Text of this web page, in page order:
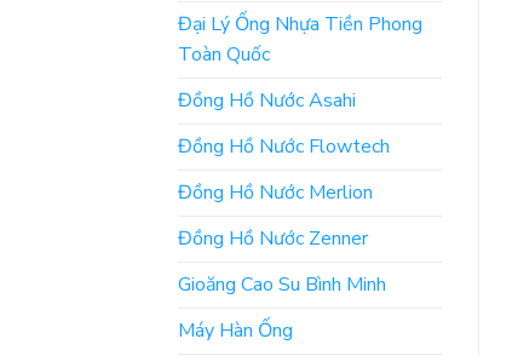
Đại Lý Ống Nhựa Tiền Phong
Toàn Quốc
Đồng Hồ Nước Asahi
Đồng Hồ Nước Flowtech
Đồng Hồ Nước Merlion
Đồng Hồ Nước Zenner
Gioăng Cao Su Bình Minh
Máy Hàn Ống